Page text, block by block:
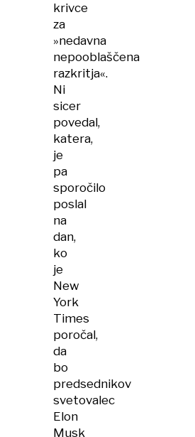
krivce
za
»nedavna
nepooblaščena
razkritja«.
Ni
sicer
povedal,
katera,
je
pa
sporočilo
poslal
na
dan,
ko
je
New
York
Times
poročal,
da
bo
predsednikov
svetovalec
Elon
Musk